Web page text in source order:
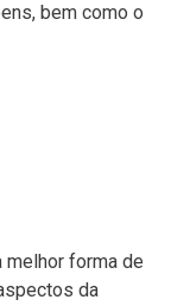
bem como o
melhor forma de
da